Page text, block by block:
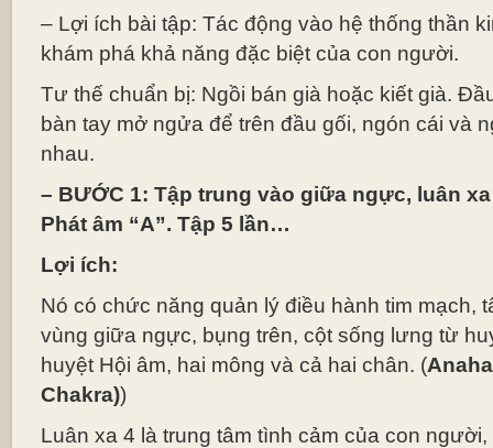
– Lợi ích bài tập: Tác động vào hệ thống thần
khám phá khả năng đặc biệt của con người.
Tư thế chuẩn bị: Ngồi bán già hoặc kiết già.
bàn tay mở ngửa để trên đầu gối, ngón cái và
nhau.
– BƯỚC 1: Tập trung vào giữa ngực, luân xa
Phát âm “A”. Tập 5 lần…
Lợi ích:
Nó có chức năng quản lý điều hành tim mạch,
vùng giữa ngực, bụng trên, cột sống lưng từ
huyệt Hội âm, hai mông và cả hai chân. (
Chakra))
Luân xa 4 là trung tâm tình cảm của con